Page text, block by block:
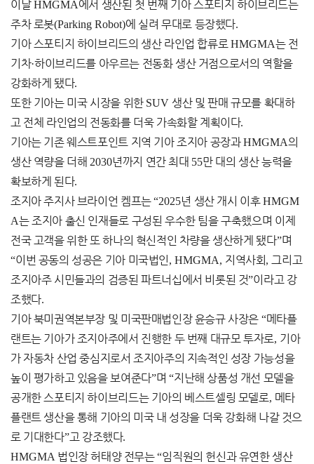
이날HMGMA에서 생산된 첫 번째 기아 스포티지 하이브리드는
주차 로봇(Parking Robot)에 실려 무대로 등장했다.
기아 스포티지 하이브리드의 생산 라인업 합류로HMGMA는 전
기차·하이브리드를 아우르는 전동화 생산 거점으로서의 역할을
강화하게 됐다.
또한 기아는 미국 시장을 위한 SUV 생산 및 판매 규모를 확대하
고 전체 라인업의 전동화를 더욱 가속화할 계획이다.
기아는 기존 웨스트포인트 지역 기아 조지아 공장과HMGMA의
생산 역량을 더해2030년까지 연간 최대 55만 대의 생산 능력을
확보하게 된다.
조지아 주지사 브라이언 켐프는“2025년 생산 개시 이후HMGM
A는 조지아 출신 인재들로 구성된 우수한 팀을 구축했으며 이제
전국 고객을 위한 또 하나의 혁신적인 차량을 생산하게 됐다”며
“이번 공동의 성공은 기아 미국법인, HMGMA, 지역사회 , 그리고
조지아주 시민들과의 검증된 파트너십에서 비롯된 것”이라고 강
조했다.
기아 북미권역본부장 및 미국판매법인장 윤승규 사장은 “메타플
랜트는 기아가 조지아주에서 진행한 두 번째 대규모 투자로, 기아
가 자동차 산업 중심지로서 조지아주의 지속적인 성장 가능성을
높이 평가하고 있음을 보여준다”며 “지난해 상품성 개선 모델을
공개한 스포티지 하이브리드는 기아의 베스트셀링 모델로, 메타
플랜트 생산을 통해 기아의 미국 내 성장을 더욱 강화해 나갈 것으
로 기대한다”고 강조했다.
HMGMA 법인장 허태양 전무는“임직원의 헌신과 유연한 생산